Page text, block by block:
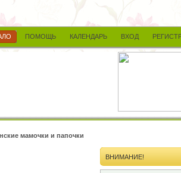
ПОМОЩЬ КАЛЕНДАРЬ ВХОД
мамочки и папочки
ВНИМАНИЕ!